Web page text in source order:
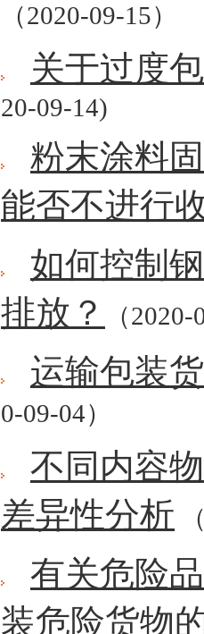
（2020-09-15）
关于过度
20-09-14)
粉末涂料
能否不进行
如何控制
排放？
（
运输包装
0-09-04）
不同内容
差异性分析
有关危险
装危险货物